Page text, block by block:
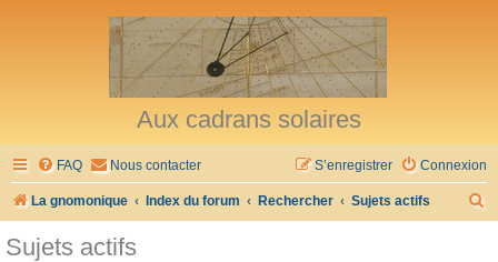
Aux cadrans solaires
FAQ Nous contacter Connexion
S’enregistrer
La gnomonique Index du forum Rechercher Sujets actifs
Sujets actifs